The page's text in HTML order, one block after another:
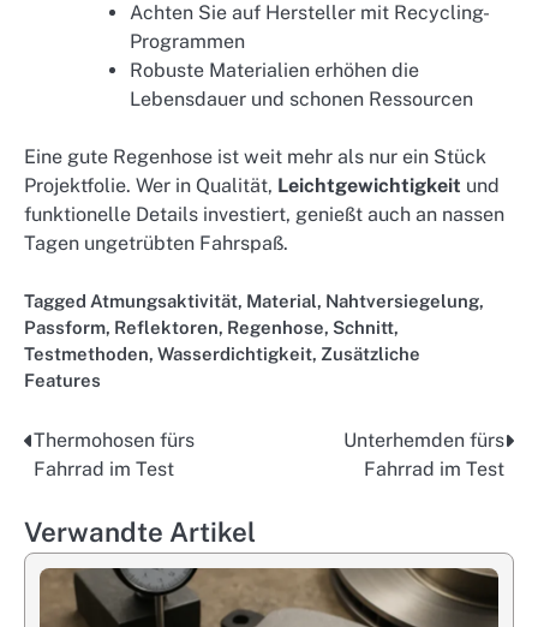
Achten Sie auf Hersteller mit Recycling-
Programmen
Robuste Materialien erhöhen die
Lebensdauer und schonen Ressourcen
Eine gute Regenhose ist weit mehr als nur ein Stück
Projektfolie. Wer in Qualität, Leichtgewichtigkeit und
funktionelle Details investiert, genießt auch an nassen
Tagen ungetrübten Fahrspaß.
Tagged Atmungsaktivität, Material, Nahtversiegelung,
Passform, Reflektoren, Regenhose, Schnitt,
Testmethoden, Wasserdichtigkeit, Zusätzliche
Features
Post
Thermohosen fürs
Fahrrad im Test
Unterhemden fürs
Fahrrad im Test
Verwandte Artikel